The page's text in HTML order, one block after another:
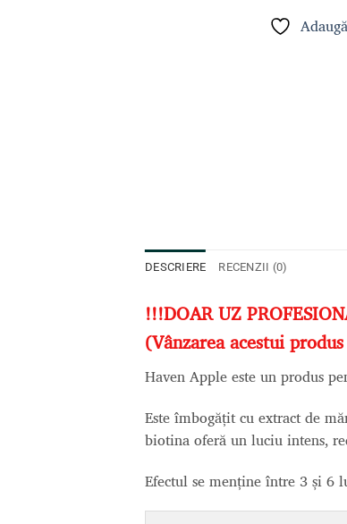
DESCRIERE RECENZII (0)
!!!DOAR UZ
(Vânzarea acestui
Haven Apple este un produs
Este îmbogățit cu extract de
biotina oferă un luciu intens,
Efectul se menține între 3 și 6